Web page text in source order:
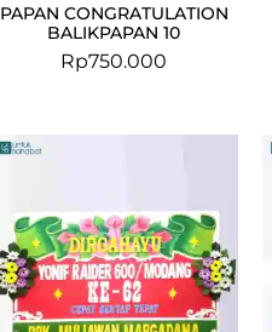
PAPAN CONGRATULATION
BALIKPAPAN 10
Rp750.000